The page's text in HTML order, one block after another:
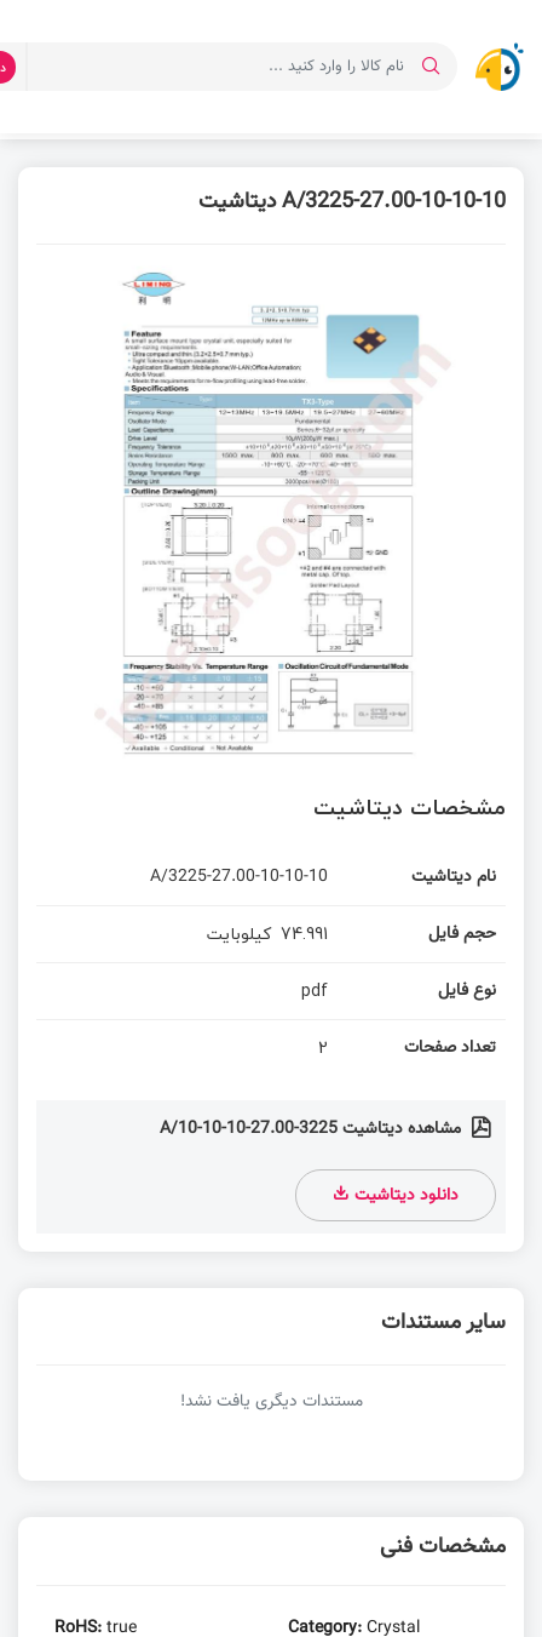
3225-27.00-10-10-10/A دیتاشیت
مشخصات دیتاشیت
نام دیتاشیت 3225-27.00-10-10-10/A
حجم فایل 74.991 کیلوبایت
نوع فایل pdf
تعداد صفحات 2
مشاهده دیتاشیت 3225-27.00-10-10-10/A
دانلود دیتاشیت
سایر مستندات
مستندات دیگری یافت نشد!
مشخصات فنی
RoHS:true Category:Crystal